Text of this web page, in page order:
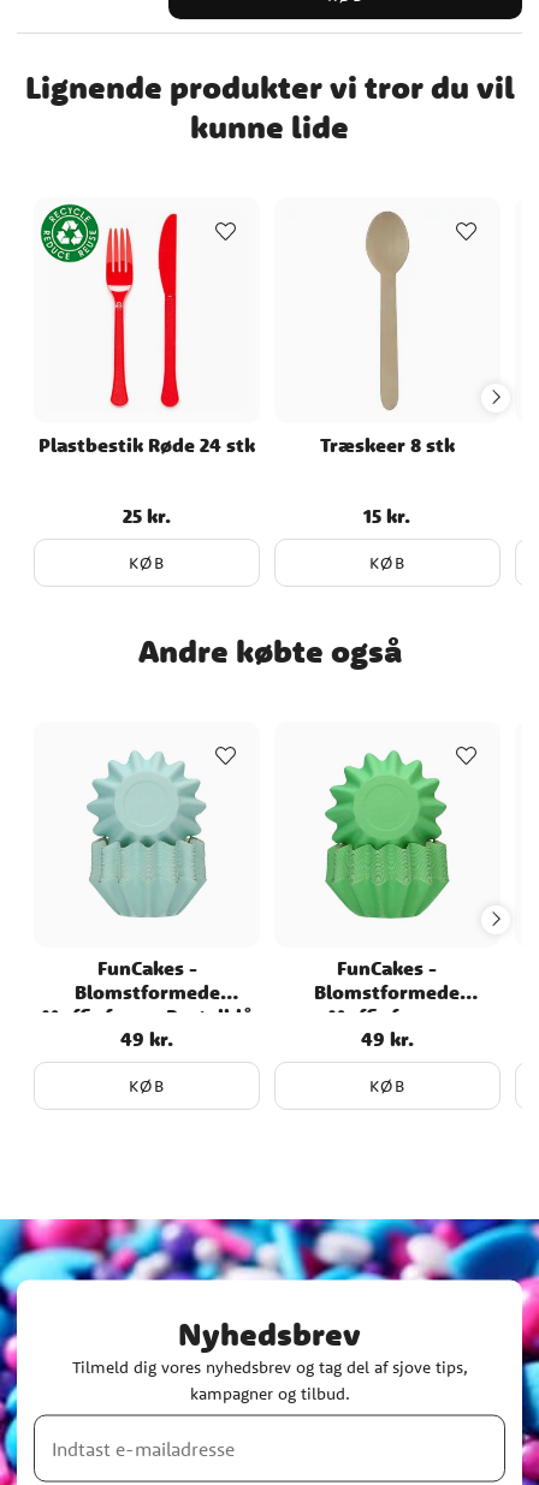
Genanvendelige og tåler opvaskemaskine
Lignende produkter vi tror du vil
kunne lide
Plastbestik Røde 24 stk
Pris: 25 kr.
25 kr.
KØB
Træskeer 8 stk
Pris:15 kr.
15 kr.
KØB
Andre købte også
FunCakes -
Blomstformede
Muffinforme Pastelblå
48 stk
Pris: 49 kr.
49 kr.
KØB
FunCakes -
Blomstformede
Muffinforme
Pastelgrønne 48 stk
Pris: 49 kr.
49 kr.
KØB
Nyhedsbrev
Tilmeld dig vores nyhedsbrev og tag del af sjove tips,
kampagner og tilbud.